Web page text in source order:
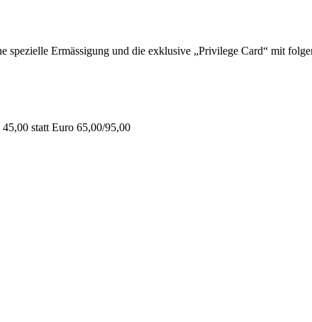
Ermässigung und die exklusive „Privilege Card“ mit
statt Euro 65,00/95,00